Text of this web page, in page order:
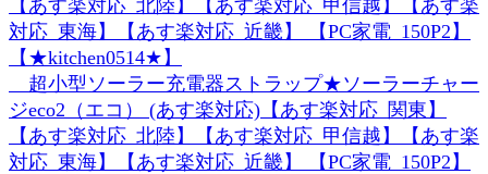
超小型ソーラー充電器ストラップ★ソーラーチャー
ジeco2（エコ） (あす楽対応)【あす楽対応_関東】
【あす楽対応_北陸】【あす楽対応_甲信越】【あす楽
対応_東海】【あす楽対応_近畿】 【PC家電_150P2】